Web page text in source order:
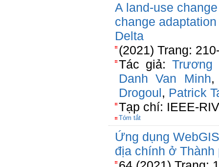
A land-use
change
Delta
(2021) Trang:
Tác giả: Trương
Danh Van Minh
Drogoul, Patrick
Tạp chí: IEEE-
Tóm tắt
Ứng dụng
địa chính ở Thành